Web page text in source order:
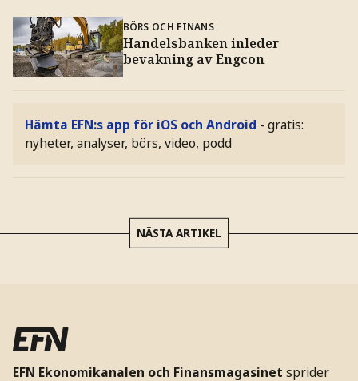
BÖRS OCH FINANS
Handelsbanken inleder
bevakning av Engcon
Hämta EFN:s app för iOS och Android - gratis:
nyheter, analyser, börs, video, podd
NÄSTA ARTIKEL
EFN Ekonomikanalen och Finansmagasinet sprider